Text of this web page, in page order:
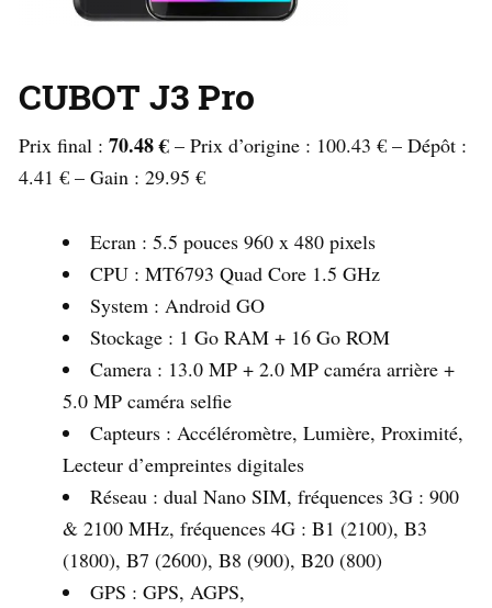
CUBOT J3 Pro
Prix ​​final : 70.48 € – Prix d’origine : 100.43 € – Dépôt :
4.41 € – Gain : 29.95 €
Ecran : 5.5 pouces 960 x 480 pixels
CPU : MT6793 Quad Core 1.5 GHz
System : Android GO
Stockage : 1 Go RAM + 16 Go ROM
Camera : 13.0 MP + 2.0 MP caméra arrière +
5.0 MP caméra selfie
Capteurs : Accéléromètre, Lumière, Proximité,
Lecteur d’empreintes digitales
Réseau : dual Nano SIM, fréquences 3G : 900
& 2100 MHz, fréquences 4G : B1 (2100), B3
(1800), B7 (2600), B8 (900), B20 (800)
GPS : GPS, AGPS,